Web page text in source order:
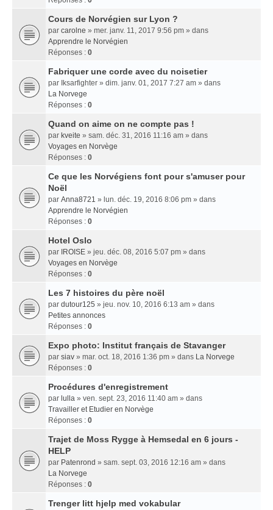
Cours de Norvégien sur Lyon ?
par carolne » mer. janv. 11, 2017 9:56 pm » dans
Apprendre le Norvégien
Réponses : 0
Fabriquer une corde avec du noisetier
par Iksarfighter » dim. janv. 01, 2017 7:27 am » dans
La Norvege
Réponses : 0
Quand on aime on ne compte pas !
par kveite » sam. déc. 31, 2016 11:16 am » dans
Voyages en Norvège
Réponses : 0
Ce que les Norvégiens font pour s'amuser pour
Noël
par Anna8721 » lun. déc. 19, 2016 8:06 pm » dans
Apprendre le Norvégien
Réponses : 0
Hotel Oslo
par IROISE » jeu. déc. 08, 2016 5:07 pm » dans
Voyages en Norvège
Réponses : 0
Les 7 histoires du père noël
par dutour125 » jeu. nov. 10, 2016 6:13 am » dans
Petites annonces
Réponses : 0
Expo photo: Institut français de Stavanger
par siav » mar. oct. 18, 2016 1:36 pm » dans La Norvege
Réponses : 0
Procédures d'enregistrement
par lulla » ven. sept. 23, 2016 11:40 am » dans
Travailler et Etudier en Norvège
Réponses : 0
Trajet de Moss Rygge à Hemsedal en 6 jours -
HELP
par Patenrond » sam. sept. 03, 2016 12:16 am » dans
La Norvege
Réponses : 0
Trenger litt hjelp med vokabular